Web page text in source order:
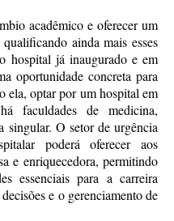
acadêmico e oferecer um
ainda mais esses
hospital já inaugurado e em
oportunidade concreta para
ela, optar por um hospital em
faculdades de medicina,
singular. O setor de urgência
poderá oferecer aos
e enriquecedora, permitindo
essenciais para a carreira
e o gerenciamento de